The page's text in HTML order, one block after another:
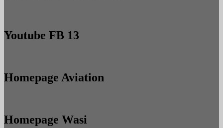
Youtube FB 13
Homepage Aviation
Homepage Wasi